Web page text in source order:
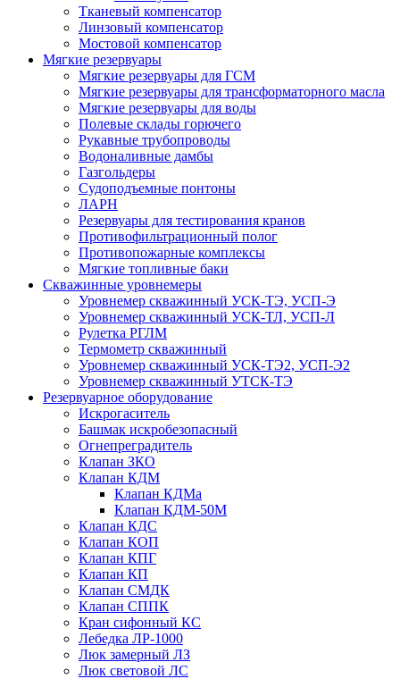
Тканевый компенсатор
Линзовый компенсатор
Мостовой компенсатор
Мягкие резервуары
Мягкие резервуары для ГСМ
Мягкие резервуары для трансформаторного масла
Мягкие резервуары для воды
Полевые склады горючего
Рукавные трубопроводы
Водоналивные дамбы
Газгольдеры
Судоподъемные понтоны
ЛАРН
Резервуары для тестирования кранов
Противофильтрационный полог
Противопожарные комплексы
Мягкие топливные баки
Скважинные уровнемеры
Уровнемер скважинный УСК-ТЭ, УСП-Э
Уровнемер скважинный УСК-ТЛ, УСП-Л
Рулетка РГЛМ
Термометр скважинный
Уровнемер скважинный УСК-ТЭ2, УСП-Э2
Уровнемер скважинный УТСК-ТЭ
Резервуарное оборудование
Искрогаситель
Башмак искробезопасный
Огнепреградитель
Клапан ЗКО
Клапан КДМ
Клапан КДМа
Клапан КДМ-50М
Клапан КДС
Клапан КОП
Клапан КПГ
Клапан КП
Клапан СМДК
Клапан СППК
Кран сифонный КС
Лебедка ЛР-1000
Люк замерный ЛЗ
Люк световой ЛС